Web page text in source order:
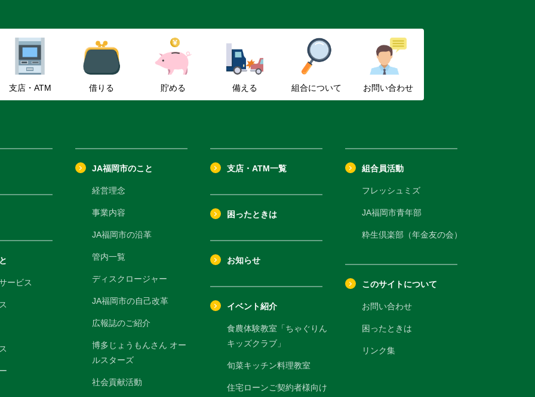
支店・ATM 借りる 貯める 備える 組合について お問い合わせ
ービス
JA福岡市のこと
経営理念
事業内容
JA福岡市の沿革
管内一覧
ディスクロージャー
JA福岡市の自己改革
広報誌のご紹介
博多じょうもんさん オー
ルスターズ
社会貢献活動
支店・ATM一覧
困ったときは
お知らせ
イベント紹介
食農体験教室「ちゃぐりん
キッズクラブ」
旬菜キッチン料理教室
住宅ローンご契約者様向け
組合員活動
フレッシュミズ
JA福岡市青年部
粋生倶楽部（年金友の会）
このサイトについて
お問い合わせ
困ったときは
リンク集